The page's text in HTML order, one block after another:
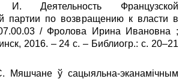
Деятельность Французской
партии по возвращению к власти в
/ Фролова Ирина Ивановна ;
2016. – 24 с. – Библиогр.: с. 20–21
Мяшчане ў сацыяльна-эканамічным